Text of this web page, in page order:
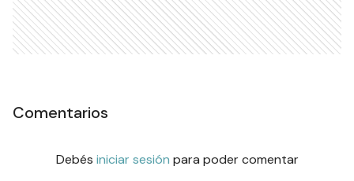
Comentarios
Debés iniciar sesión para poder comentar